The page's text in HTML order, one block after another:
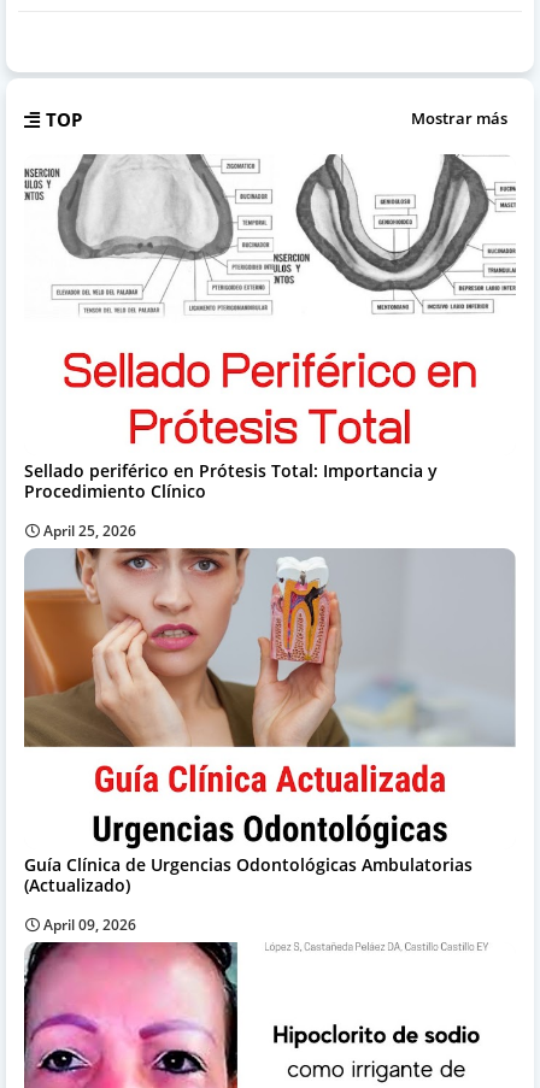
TOP Mostrar más
Sellado periférico en Prótesis Total: Importancia y
Procedimiento Clínico
April 25, 2026
Guía Clínica de Urgencias Odontológicas Ambulatorias
(Actualizado)
April 09, 2026